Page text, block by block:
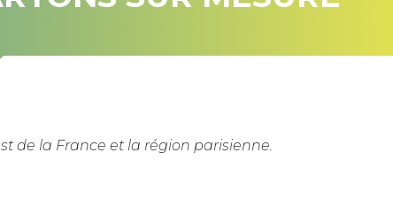
de la France et la région parisienne.